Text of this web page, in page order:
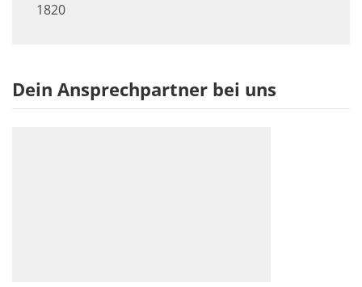
1820
Dein Ansprechpartner bei uns